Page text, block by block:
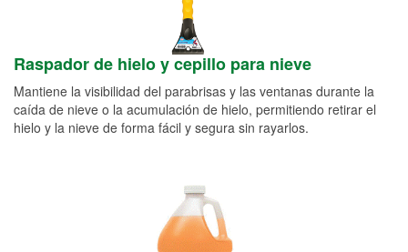
Raspador de hielo y cepillo para nieve
Mantiene la visibilidad del parabrisas y las ventanas durante la
caída de nieve o la acumulación de hielo, permitiendo retirar el
hielo y la nieve de forma fácil y segura sin rayarlos.